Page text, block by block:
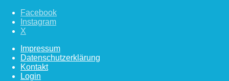
Facebook
Instagram
X
Impressum
Datenschutzerklärung
Kontakt
Login